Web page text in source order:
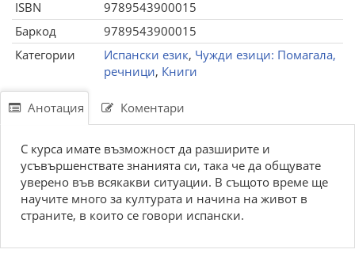
ISBN
9789543900015
Баркод
9789543900015
Категории
Испански език, Чужди езици: Помагала,
речници, Книги
Анотация Коментари
С курса имате възможност да разширите и
усъвършенствате знанията си, така че да общувате
уверено във всякакви ситуации. В същото време ще
научите много за културата и начина на живот в
страните, в които се говори испански.